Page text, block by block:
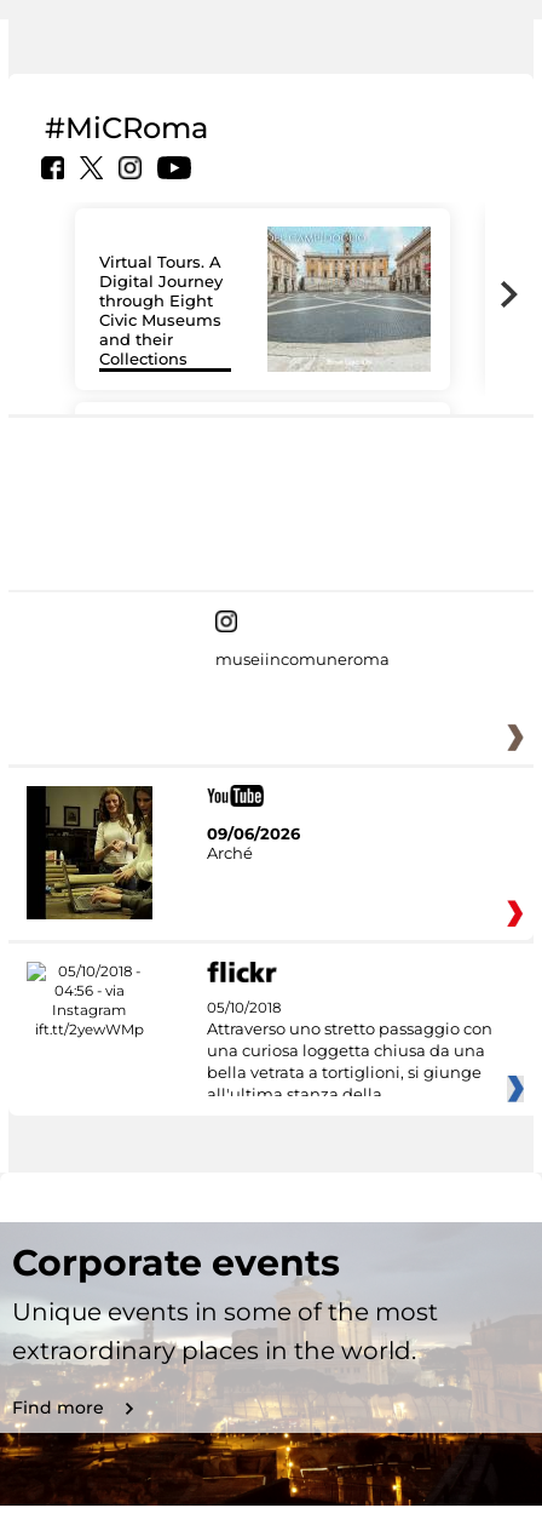
#MiCRoma
Virtual Tours. A
Digital Journey
through Eight
Civic Museums
and their
Collections
museiincomuneroma
09/06/2026
Arché
05/10/2018
Attraverso uno stretto passaggio con
una curiosa loggetta chiusa da una
bella vetrata a tortiglioni, si giunge
all'ultima stanza della
Corporate events
Unique events in some of the most
extraordinary places in the world.
Find more